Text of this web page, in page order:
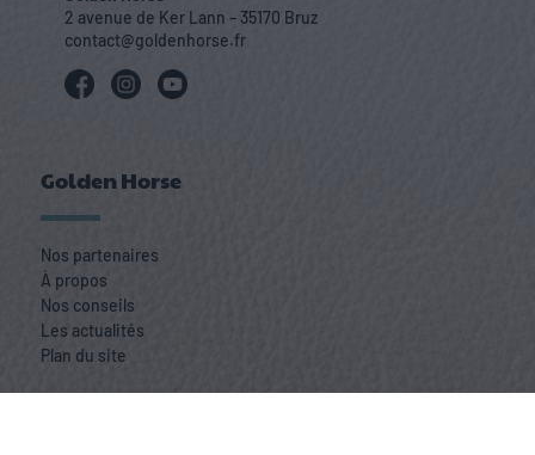
2 avenue de Ker Lann – 35170 Bruz
contact@goldenhorse.fr
Golden Horse
Nos partenaires
À propos
Nos conseils
Les actualités
Plan du site